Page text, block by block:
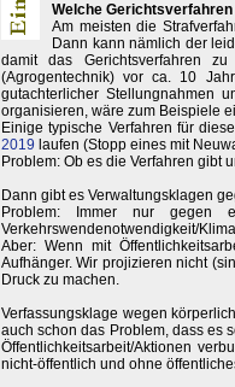
Welche
Am meisten die
Dann kann nämlich der
damit das Gerichtsverfahren
(Agrogentechnik) vor ca. 10
gutachterlicher Stellungnahmen
organisieren, wäre zum Beispiele
Einige typische Verfahren für
2019 laufen (Stopp eines mit
Problem: Ob es die Verfahren gibt
Dann gibt es Verwaltungsklagen
Problem: Immer nur gegen
Verkehrswendenotwendigkeit/
Aber: Wenn mit
Aufhänger. Wir projizieren nicht
Druck zu machen.
Verfassungsklage wegen
auch schon das Problem, dass es
Öffentlichkeitsarbeit/Aktionen
nicht-öffentlich und ohne